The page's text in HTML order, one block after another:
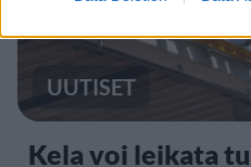
UUTISET
Kela voi leikata